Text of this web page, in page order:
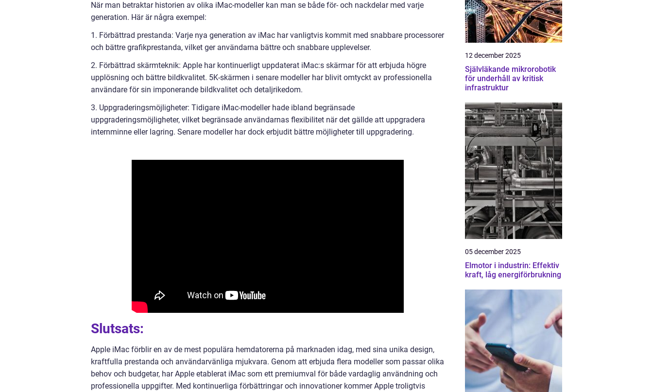
När man betraktar historien av olika iMac-modeller kan man se både för- och nackdelar med varje
generation. Här är några exempel:
1. Förbättrad prestanda: Varje nya generation av iMac har vanligtvis kommit med snabbare processorer
och bättre grafikprestanda, vilket ger användarna bättre och snabbare upplevelser.
2. Förbättrad skärmteknik: Apple har kontinuerligt uppdaterat iMac:s skärmar för att erbjuda högre
upplösning och bättre bildkvalitet. 5K-skärmen i senare modeller har blivit omtyckt av professionella
användare för sin imponerande bildkvalitet och detaljrikedom.
3. Uppgraderingsmöjligheter: Tidigare iMac-modeller hade ibland begränsade
uppgraderingsmöjligheter, vilket begränsade användarnas flexibilitet när det gällde att uppgradera
internminne eller lagring. Senare modeller har dock erbjudit bättre möjligheter till uppgradering.
Slutsats:
Apple iMac förblir en av de mest populära hemdatorerna på marknaden idag, med sina unika design,
kraftfulla prestanda och användarvänliga mjukvara. Genom att erbjuda flera modeller som passar olika
behov och budgetar, har Apple etablerat iMac som ett premiumval för både vardaglig användning och
professionella uppgifter. Med kontinuerliga förbättringar och innovationer kommer Apple troligtvis
12 december 2025
Självläkande mikrorobotik
för underhåll av kritisk
infrastruktur
05 december 2025
Elmotor i industrin: Effektiv
kraft, låg energiförbrukning